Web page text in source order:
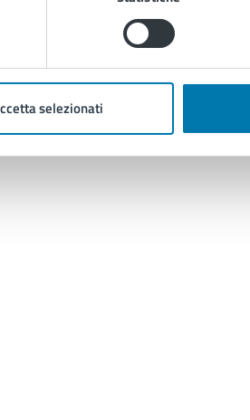
selezionati